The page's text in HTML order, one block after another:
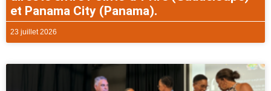
et Panama City (Panama).
23 juillet 2026